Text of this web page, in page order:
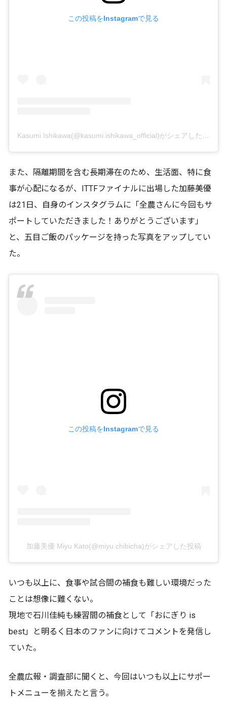
この投稿をInstagramで見る
Kasumi Ishikawa(@kasumi.ishikawa_official)がシェアした投稿
また、隔離期間を含む長期滞在のため、生活面、特に食
事が心配になるが、ITTFファイナルに出場した加藤美優
は21日、自身のインスタグラムに「全農さんに今回もサ
ポートしていただきました！ありがとうございます」
と、五目ご飯のパッケージを持った写真をアップしてい
た。
この投稿をInstagramで見る
加藤美優 Miyu Kato(@miyu.chibicha)がシェアした投稿
いつも以上に、食事や試合間の補食も難しい環境だった
ことは想像に難くない。
現地で石川佳純も練習間の補食として「おにぎり is
best」と明るく日本のファンに向けてコメントを発信し
ていた。
全農広報・調査部に聞くと、今回はいつも以上にサポー
トメニューを揃えたと言う。